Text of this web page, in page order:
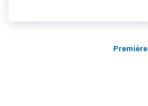
Première